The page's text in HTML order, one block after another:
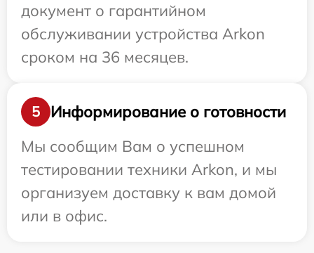
документ о гарантийном
обслуживании устройства Arkon
сроком на 36 месяцев.
5
Информирование о готовности
Мы сообщим Вам о успешном
тестировании техники Arkon, и мы
организуем доставку к вам домой
или в офис.